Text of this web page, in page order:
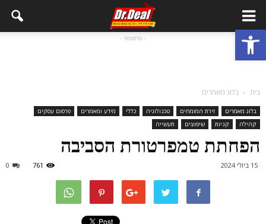
פתח סרגל נגישות - פרסומת -
בית בלוג מאמרים
בלוג מאמרים זירת המומחים טכנולוגיה כללי מידע ומאמרים
פרסום עסקים
קהילה
קניות שיפוצים תעשייה
הפחתת טמפרטורת הסביבה
15 ביולי 2024 0 761